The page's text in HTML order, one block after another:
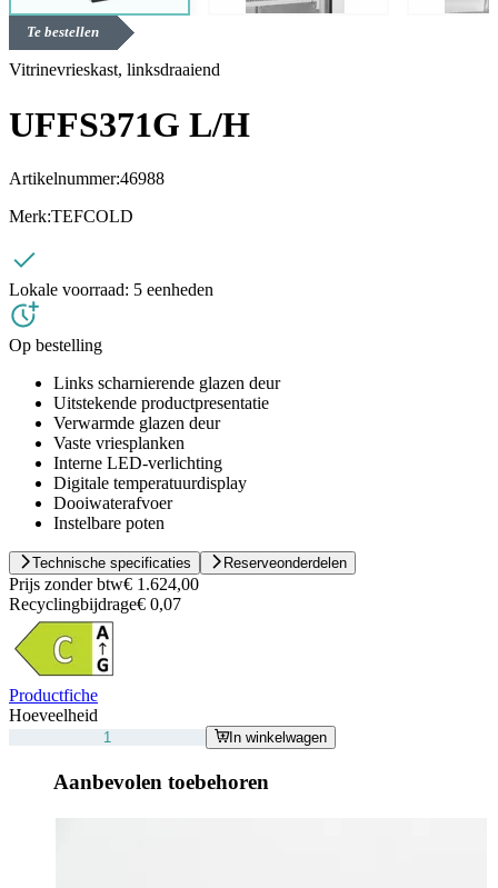
Te bestellen
Vitrinevrieskast, linksdraaiend
UFFS371G L/H
Artikelnummer:46988
Merk:TEFCOLD
Lokale voorraad: 5 eenheden
Op bestelling
Links scharnierende glazen deur
Uitstekende productpresentatie
Verwarmde glazen deur
Vaste vriesplanken
Interne LED-verlichting
Digitale temperatuurdisplay
Dooiwaterafvoer
Instelbare poten
Technische specificaties Reserveonderdelen
Prijs zonder btw€ 1.624,00
Recyclingbijdrage€ 0,07
Productfiche
Hoeveelheid
In winkelwagen
Aanbevolen toebehoren